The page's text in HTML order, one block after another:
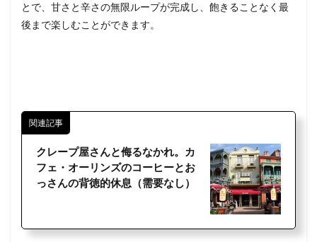
とで、甘さと辛さの無限ループが完成し、飽きることなく最
後まで楽しむことができます。
関連記事
クレープ屋さんと侮るなかれ。カ
フェ・オーリンズのコーヒーとお
っさんの背徳的休息（需要なし）